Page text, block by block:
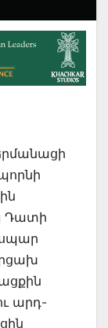
Դատի
արդ-